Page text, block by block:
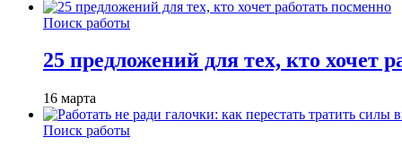
Поиск работы
25 предложений для тех, кто хочет
16 марта
Поиск работы